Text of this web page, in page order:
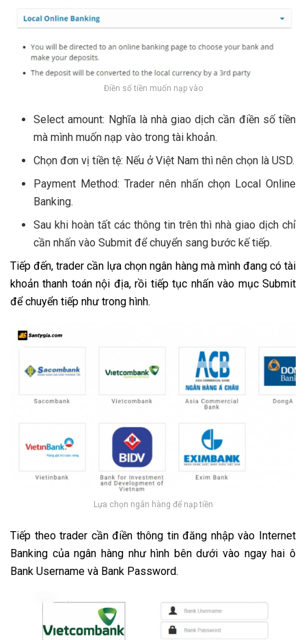
Điền số tiền muốn nạp vào
Select amount: Nghĩa là nhà giao dịch cần điền số tiền
mà mình muốn nạp vào trong tài khoản.
Chọn đơn vị tiền tệ: Nếu ở Việt Nam thì nên chọn là USD.
Payment Method: Trader nên nhấn chọn Local Online
Banking.
Sau khi hoàn tất các thông tin trên thì nhà giao dịch chỉ
cần nhấn vào Submit để chuyển sang bước kế tiếp.
Tiếp đến, trader cần lựa chọn ngân hàng mà mình đang có tài
khoản thanh toán nội địa, rồi tiếp tục nhấn vào mục Submit
để chuyển tiếp như trong hình.
Lựa chọn ngân hàng để nạp tiền
Tiếp theo trader cần điền thông tin đăng nhập vào Internet
Banking của ngân hàng như hình bên dưới vào ngay hai ô
Bank Username và Bank Password.